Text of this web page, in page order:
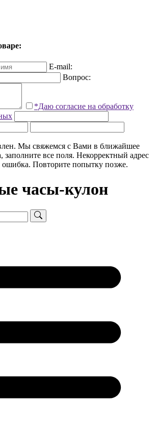
E-mail:
Вопрос:
*Даю согласие на обработку
Мы свяжемся с Вами в ближайшее
заполните все поля. Некорректный адрес
Повторите попытку позже.
часы-кулон